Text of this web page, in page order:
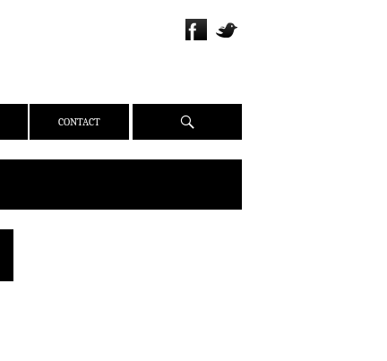
CONTACT Recherche